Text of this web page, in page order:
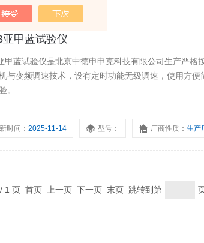
亚甲蓝试验仪
甲蓝试验仪是北京中德申申克科技有限公司生产严格
与变频调速技术，设有定时功能无级调速，使用方
。
时间：2025-11-14 型号： 厂商性质：生产
/ 1 页 首页 上一页 下一页 末页 跳转到第